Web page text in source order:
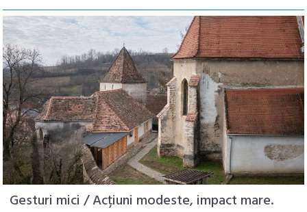
Gesturi mici / Acțiuni modeste, impact mare.